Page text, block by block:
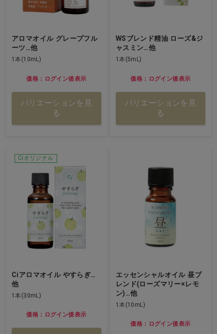
アロマオイル グレープフル
ーツ…他
1本(10mL)
価格：ログイン後表示
バリエーションを見
る
WSブレンド精油 ローズ&ジ
ャスミン…他
1本(5mL)
価格：ログイン後表示
バリエーションを見
る
Ciオリジナル
Ciアロマオイル やすらぎ…
他
1本(30mL)
価格：ログイン後表示
エッセンシャルオイル 昼ブ
レンド(ローズマリー×レモ
ン)…他
1本(10mL)
価格：ログイン後表示